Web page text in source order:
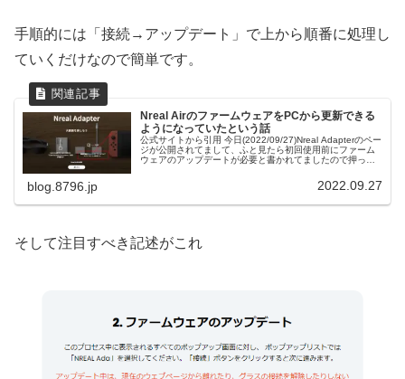
手順的には「接続→アップデート」で上から順番に処理し
ていくだけなので簡単です。
Nreal AirのファームウェアをPCから更新できる
ようになっていたという話
公式サイトから引用 今日(2022/09/27)Nreal Adapterのペー
ジが公開されてまして、ふと見たら初回使用前にファーム
ウェアのアップデートが必要と書かれてましたので押っ取
アをアップデート出来るサイトが登場したという話。対応
Android端末を持っていなくてもPCがあればファームウェ
ね。
blog.8796.jp 2022.09.27
そして注目すべき記述がこれ